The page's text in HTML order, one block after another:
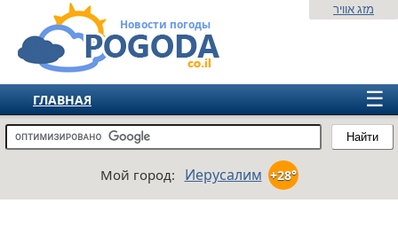
Новости погоды
Найти
מזג אוויר
☰
ГЛАВНАЯ
ИЗРАИЛЬ
ЕВРОПА
Мой город: Иерусалим +28°